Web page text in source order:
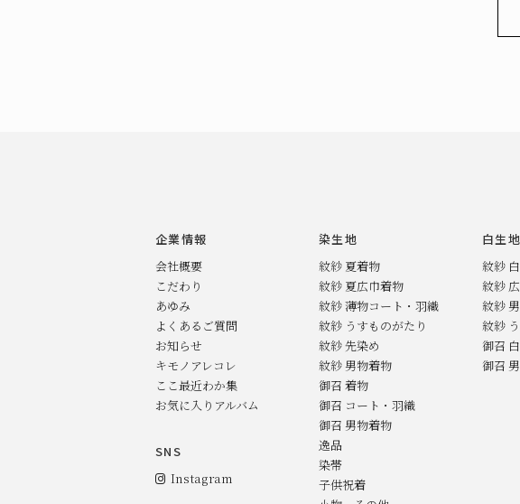
企業情報
会社概要
こだわり
あゆみ
よくあるご質問
お知らせ
キモノアレコレ
ここ最近わか集
お気に入りアルバム
SNS
Instagram
染生地
紋紗 夏着物
紋紗 夏広巾着物
紋紗 薄物コート・羽織
紋紗 うすものがたり
紋紗 先染め
紋紗 男物着物
御召 着物
御召 コート・羽織
御召 男物着物
逸品
染帯
子供祝着
白生地
紋紗
紋紗
紋紗
紋紗
御召
御召